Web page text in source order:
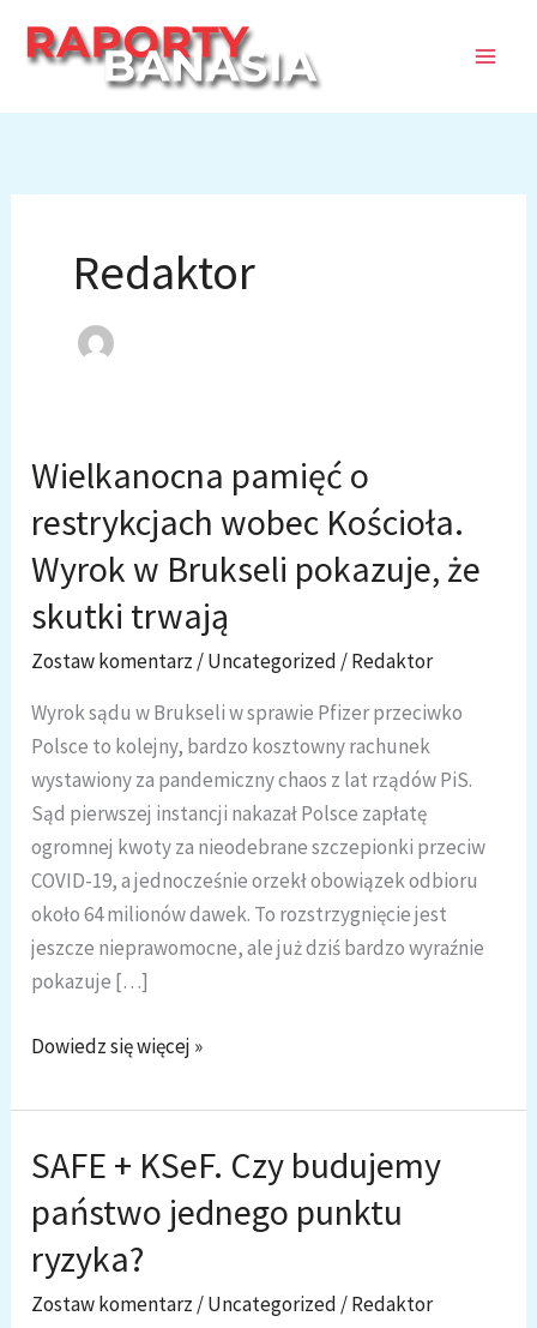
Redaktor
Wielkanocna pamięć o
restrykcjach wobec Kościoła.
Wyrok w Brukseli pokazuje, że
skutki trwają
Zostaw komentarz/Uncategorized/Redaktor
Wyrok sądu w Brukseli w sprawie Pfizer przeciwko
Polsce to kolejny, bardzo kosztowny rachunek
wystawiony za pandemiczny chaos z lat rządów PiS.
Sąd pierwszej instancji nakazał Polsce zapłatę
ogromnej kwoty za nieodebrane szczepionki przeciw
COVID-19, a jednocześnie orzekł obowiązek odbioru
około 64 milionów dawek. To rozstrzygnięcie jest
jeszcze nieprawomocne, ale już dziś bardzo wyraźnie
pokazuje […]
Wielkanocna
o
wobec
Kościoła.
w
Brukseli
Dowiedz się więcej »
SAFE + KSeF. Czy budujemy
państwo jednego punktu
ryzyka?
Zostaw komentarz /Uncategorized /Redaktor